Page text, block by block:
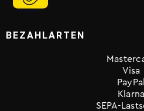
BEZAHLARTEN
Visa
PayPal
Klarna
SEPA-